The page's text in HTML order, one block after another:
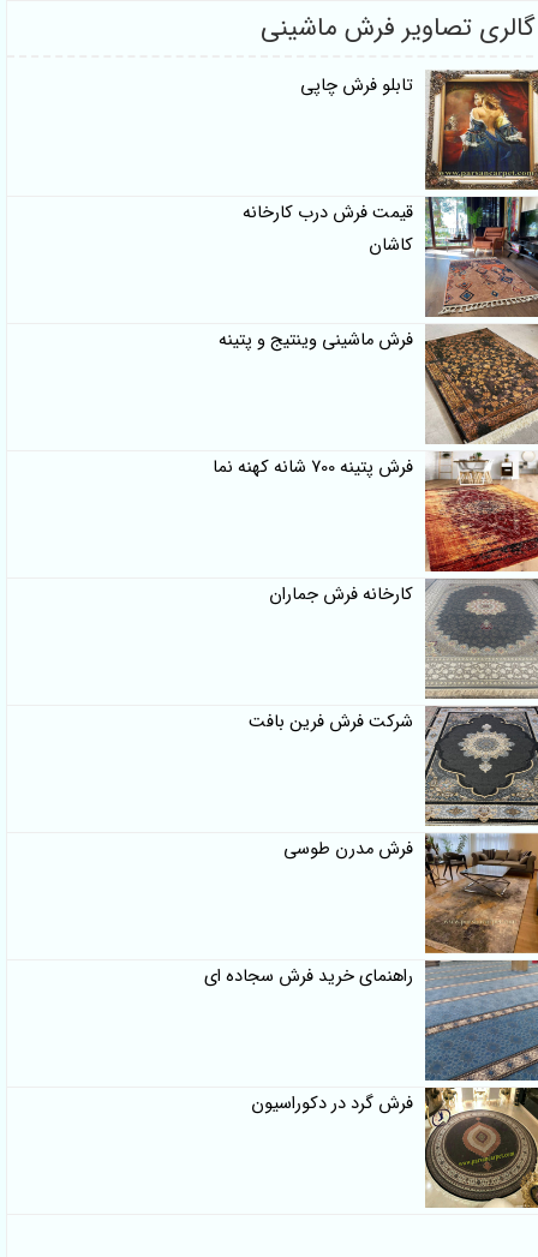
گالری تصاویر فرش ماشینی
تابلو فرش چاپی
قیمت فرش درب کارخانه
کاشان
فرش ماشینی وینتیج و پتینه
فرش پتینه 700 شانه کهنه نما
کارخانه فرش جماران
شرکت فرش فرین بافت
فرش مدرن طوسی
راهنمای خرید فرش سجاده ای
فرش گرد در دکوراسیون